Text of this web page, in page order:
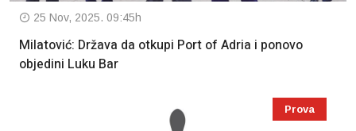
25 Nov, 2025. 09:45h
Milatović: Država da otkupi Port of Adria i ponovo
objedini Luku Bar
Prova